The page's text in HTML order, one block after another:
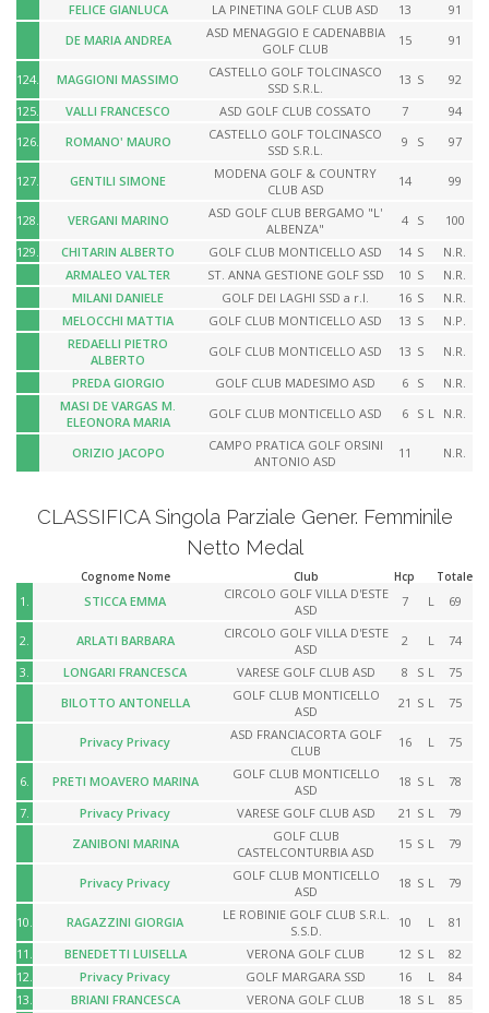
FELICE GIANLUCA
LA PINETINA GOLF CLUB ASD 13
91
DE MARIA ANDREA
ASD MENAGGIO E CADENABBIA
GOLF CLUB
15 91
124. MAGGIONI MASSIMO
CASTELLO GOLF TOLCINASCO
SSD S.R.L.
13 S
92
125.
VALLI FRANCESCO ASD GOLF CLUB COSSATO 7
94
126.
ROMANO' MAURO
CASTELLO GOLF TOLCINASCO
SSD S.R.L.
9 S 97
127. GENTILI SIMONE
MODENA GOLF & COUNTRY
CLUB ASD
14 99
128. VERGANI MARINO
ASD GOLF CLUB BERGAMO "L'
ALBENZA"
4 S
100
129.
CHITARIN ALBERTO GOLF CLUB MONTICELLO ASD 14 S
N.R.
ARMALEO VALTER
ST. ANNA GESTIONE GOLF SSD 10 S
N.R.
MILANI DANIELE
GOLF DEI LAGHI SSD a r.l. 16 S
N.R.
MELOCCHI MATTIA
GOLF CLUB MONTICELLO ASD 13 S
N.P.
REDAELLI PIETRO
ALBERTO
GOLF CLUB MONTICELLO ASD 13 S
N.R.
PREDA GIORGIO
GOLF CLUB MADESIMO ASD 6 S
N.R.
MASI DE VARGAS M.
ELEONORA MARIA
GOLF CLUB MONTICELLO ASD 6 S L N.R.
ORIZIO JACOPO
CAMPO PRATICA GOLF ORSINI
ANTONIO ASD
11 N.R.
CLASSIFICA Singola Parziale Gener. Femminile
Netto Medal
Cognome Nome Club Hcp Totale
1. STICCA EMMA
CIRCOLO GOLF VILLA D'ESTE
ASD
7 L 69
2. ARLATI BARBARA
CIRCOLO GOLF VILLA D'ESTE
ASD
2 L
74
3.
LONGARI FRANCESCA VARESE GOLF CLUB ASD 8 S L
75
BILOTTO ANTONELLA
GOLF CLUB MONTICELLO
ASD
21 S L 75
Privacy Privacy
ASD FRANCIACORTA GOLF
CLUB
16 L 75
6. PRETI MOAVERO MARINA
GOLF CLUB MONTICELLO
ASD
18 S L
78
7.
Privacy Privacy VARESE GOLF CLUB ASD 21 S L
79
ZANIBONI MARINA
GOLF CLUB
CASTELCONTURBIA ASD
15 S L 79
Privacy Privacy
GOLF CLUB MONTICELLO
ASD
18 S L 79
10. RAGAZZINI GIORGIA
LE ROBINIE GOLF CLUB S.R.L.
S.S.D.
10 L
81
11.
BENEDETTI LUISELLA VERONA GOLF CLUB 12 S L
82
12.
Privacy Privacy GOLF MARGARA SSD 16 L
84
13.
BRIANI FRANCESCA VERONA GOLF CLUB 18 S L 85